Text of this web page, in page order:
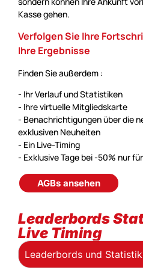
Kasse gehen.
Verfolgen Sie Ihre
Ihre Ergebnisse
Finden Sie außerdem :
- Ihr Verlauf und Statistiken
- Ihre virtuelle Mitgliedskarte
- Benachrichtigungen über die
exklusiven Neuheiten
- Ein Live-Timing
- Exklusive Tage bei -50% nur
AGBs ansehen
Leaderbords
Live Timing
Leaderbords und